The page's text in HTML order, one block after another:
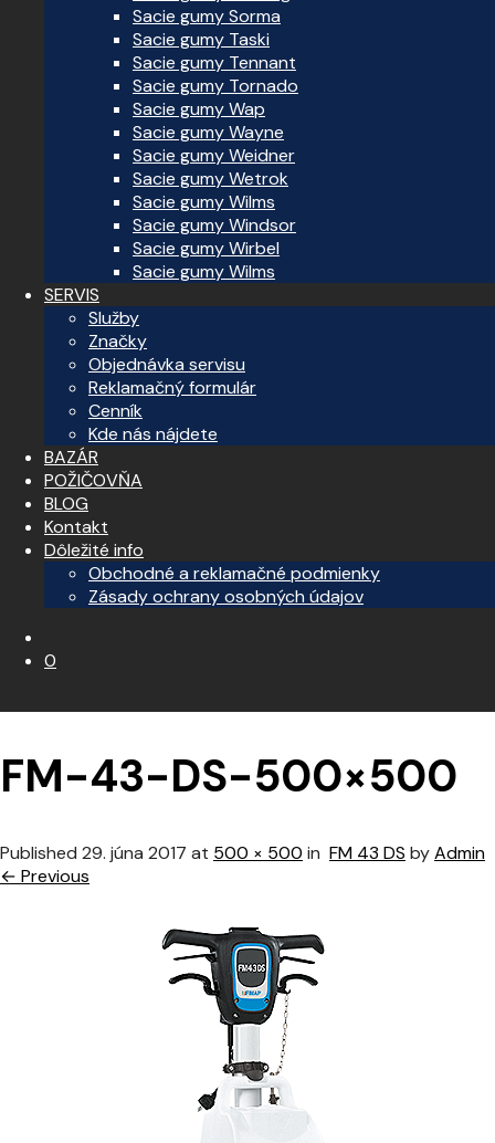
Sacie gumy Sorma
Sacie gumy Taski
Sacie gumy Tennant
Sacie gumy Tornado
Sacie gumy Wap
Sacie gumy Wayne
Sacie gumy Weidner
Sacie gumy Wetrok
Sacie gumy Wilms
Sacie gumy Windsor
Sacie gumy Wirbel
Sacie gumy Wilms
SERVIS
Služby
Značky
Objednávka servisu
Reklamačný formulár
Cenník
Kde nás nájdete
BAZÁR
POŽIČOVŇA
BLOG
Kontakt
Dôležité info
Obchodné a reklamačné podmienky
Zásady ochrany osobných údajov
0
FM-43-DS-500×500
Published 29. júna 2017 at 500 × 500 in FM 43 DS byAdmin
← Previous